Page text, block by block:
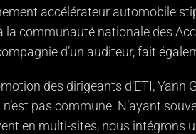
accélérateur automobile
communauté nationale des
d’un auditeur, fait
des dirigeants d’ETI, Yann
pas commune. N’ayant
en multi-sites, nous intégrons